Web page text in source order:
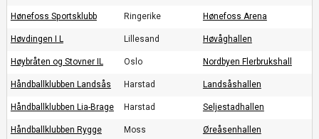
Hønefoss Sportsklubb Ringerike Hønefoss Arena
Høvdingen I L Lillesand Høvåghallen
Høybråten og Stovner IL Oslo Nordbyen Flerbrukshall
Håndballklubben Landsås Harstad Landsåshallen
Håndballklubben Lia-Brage Harstad Seljestadhallen
Håndballklubben Rygge Moss Øreåsenhallen